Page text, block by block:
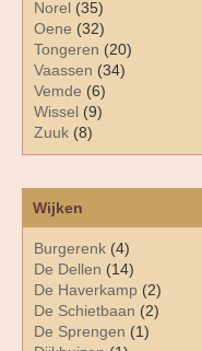
Norel (35)
Oene (32)
Tongeren (20)
Vaassen (34)
Vemde (6)
Wissel (9)
Zuuk (8)
Wijken
Burgerenk (4)
De Dellen (14)
De Haverkamp (2)
De Schietbaan (2)
De Sprengen (1)